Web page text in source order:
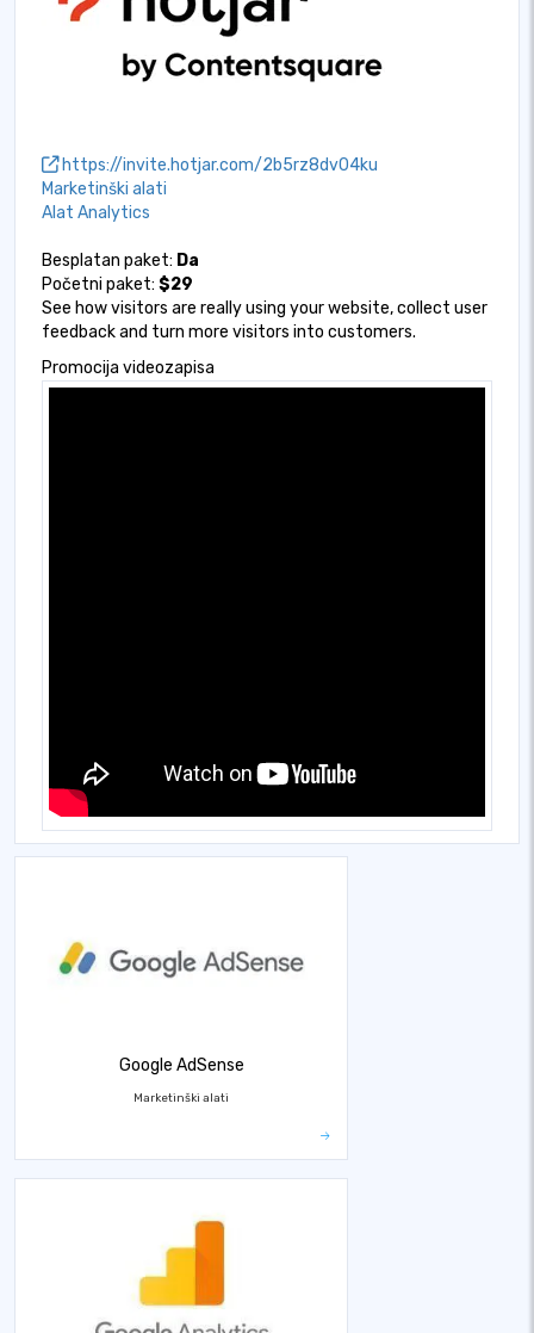
https://invite.hotjar.com/2b5rz8dv04ku
Marketinški alati
Alat Analytics
Besplatan paket: Da
Početni paket: $29
See how visitors are really using your website, collect user
feedback and turn more visitors into customers.
Promocija videozapisa
Google AdSense
Marketinški alati